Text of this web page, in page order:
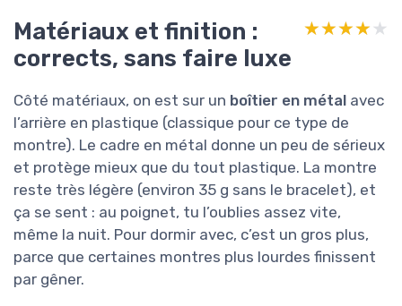
Matériaux et finition :
corrects, sans faire luxe
★★★★★
★★★★★
Côté matériaux, on est sur un boîtier en métal avec
l’arrière en plastique (classique pour ce type de
montre). Le cadre en métal donne un peu de sérieux
et protège mieux que du tout plastique. La montre
reste très légère (environ 35 g sans le bracelet), et
ça se sent : au poignet, tu l’oublies assez vite,
même la nuit. Pour dormir avec, c’est un gros plus,
parce que certaines montres plus lourdes finissent
par gêner.